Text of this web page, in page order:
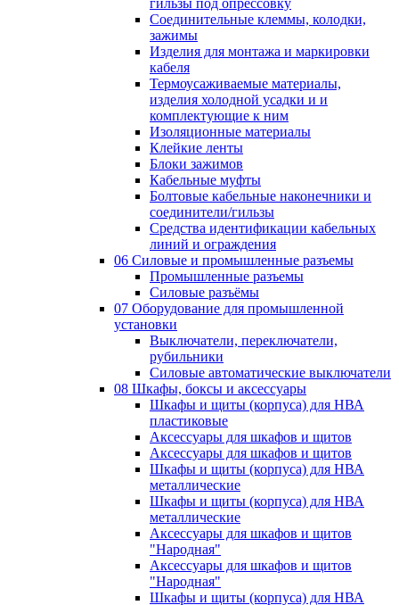
Соединительные клеммы, колодки,
зажимы
Изделия для монтажа и маркировки
кабеля
Термоусаживаемые материалы,
изделия холодной усадки и и
комплектующие к ним
Изоляционные материалы
Клейкие ленты
Блоки зажимов
Кабельные муфты
Болтовые кабельные наконечники и
соединители/гильзы
Средства идентификации кабельных
линий и ограждения
06 Силовые и промышленные разъемы
Промышленные разъемы
Силовые разъёмы
07 Оборудование для промышленной
установки
Выключатели, переключатели,
рубильники
Силовые автоматические выключатели
08 Шкафы, боксы и аксессуары
Шкафы и щиты (корпуса) для НВА
пластиковые
Аксессуары для шкафов и щитов
Аксессуары для шкафов и щитов
Шкафы и щиты (корпуса) для НВА
металлические
Шкафы и щиты (корпуса) для НВА
металлические
Аксессуары для шкафов и щитов
"Народная"
Аксессуары для шкафов и щитов
"Народная"
Шкафы и щиты (корпуса) для НВА